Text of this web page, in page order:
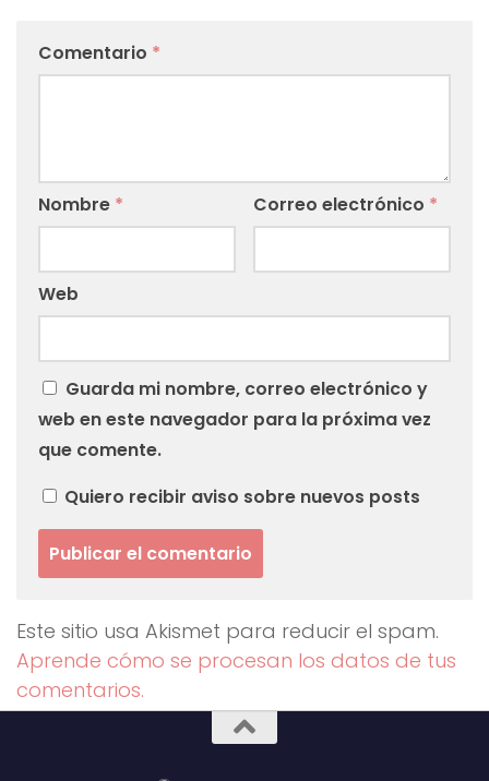
Comentario *
Nombre * Correo electrónico *
Web
Guarda mi nombre, correo electrónico y
web en este navegador para la próxima vez
que comente.
Quiero recibir aviso sobre nuevos posts
Este sitio usa Akismet para reducir el spam.
Aprende cómo se procesan los datos de tus
comentarios.